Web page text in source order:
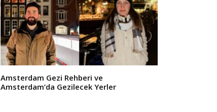
Amsterdam Gezi Rehberi ve
Amsterdam’da Gezilecek Yerler